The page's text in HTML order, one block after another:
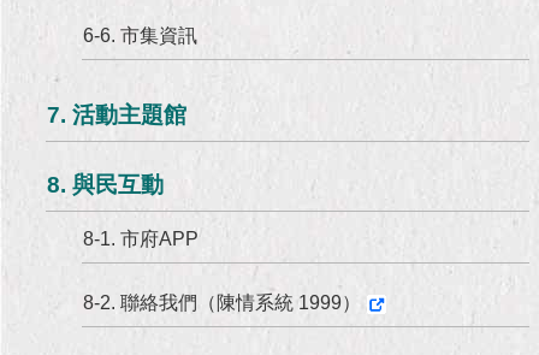
6-6. 市集資訊
7. 活動主題館
8. 與民互動
8-1. 市府APP
8-2. 聯絡我們（陳情系統 1999）